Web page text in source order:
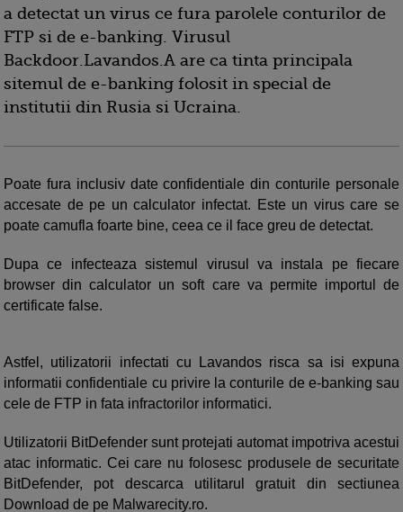
a detectat un virus ce fura parolele conturilor de
FTP si de e-banking. Virusul
Backdoor.Lavandos.A are ca tinta principala
sitemul de e-banking folosit in special de
institutii din Rusia si Ucraina.
Poate fura inclusiv date confidentiale din conturile personale
accesate de pe un calculator infectat. Este un virus care se
poate camufla foarte bine, ceea ce il face greu de detectat.
Dupa ce infecteaza sistemul virusul va instala pe fiecare
browser din calculator un soft care va permite importul de
certificate false.
Astfel, utilizatorii infectati cu Lavandos risca sa isi expuna
informatii confidentiale cu privire la conturile de e-banking sau
cele de FTP in fata infractorilor informatici.
Utilizatorii BitDefender sunt protejati automat impotriva acestui
atac informatic. Cei care nu folosesc produsele de securitate
BitDefender, pot descarca utilitarul gratuit din sectiunea
Download de pe Malwarecity.ro.